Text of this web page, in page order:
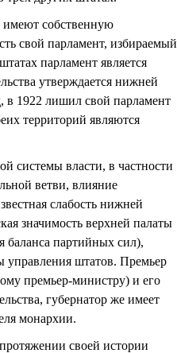
собственную
свой парламент, избираемый
парламент является
утверждается нижней
в 1922 лишил свой парламент
территорий являются
системы власти, в частности
ветви, влияние
слабость нижней
значимость верхней палаты
баланса партийных сил),
управления штатов. Премьер
премьер-министру) и его
губернатор же имеет
монархии.
своей истории